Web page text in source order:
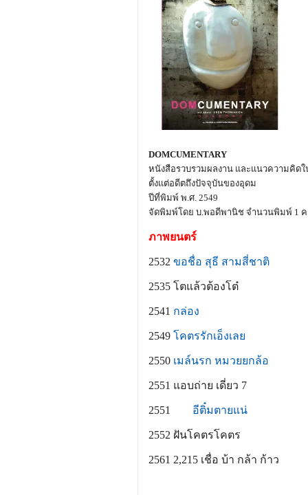
DOMCUMENTARY
หนังสือรวบรวมผลงาน และแนวความคิดใ
ตั้งแต่อดีตถึงปัจจุบันของอุดม
ปีที่พิมพ์ พ.ศ. 2549
จัดพิมพ์โดย บ.พอดีพานิช จำนวนพิมพ์ 1 ค
ภาพยนตร์
2532 ขอชื่อ สุธี สามสี่ชาติ
2535 โตแล้วต้องโต๋
2541 กล่อง
2549 โคตรรักเอ็งเลย
2550 เมล์นรก หมวยยกล้อ
2551 แอบถ่าย เดี่ยว 7
2551 อีติ๋มตายแน่
2552 ฝันโคตรโคตร
2561 2,215 เชื่อ บ้า กล้า ก้าว